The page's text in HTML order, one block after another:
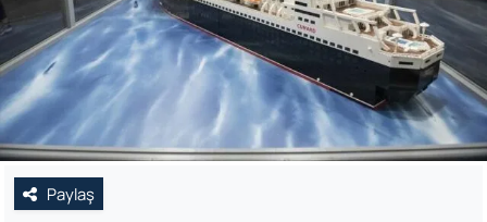
Paylaş